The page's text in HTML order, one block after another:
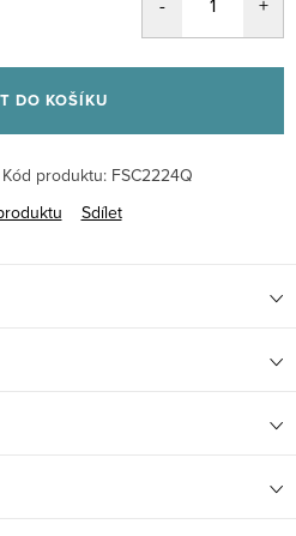
DO KOŠÍKU
Kód produktu: FSC2224Q
Sdílet